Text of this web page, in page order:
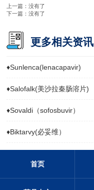
上一篇：没有了
下一篇：没有了
更多相关资讯
♦Sunlenca(lenacapavir)
♦Salofalk(美沙拉秦肠溶片)
♦Sovaldi（sofosbuvir）
♦Biktarvy(必妥维）
首页